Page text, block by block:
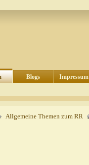
Blogs Impressum
Allgemeine Themen zum RR